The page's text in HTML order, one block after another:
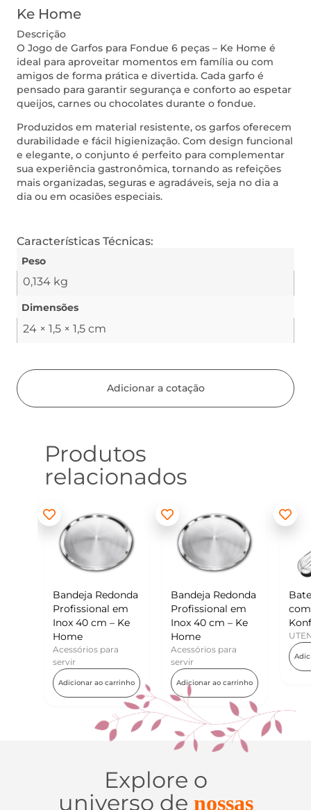
Ke Home
Descrição
O Jogo de Garfos para Fondue 6 peças – Ke Home é
ideal para aproveitar momentos em família ou com
amigos de forma prática e divertida. Cada garfo é
pensado para garantir segurança e conforto ao espetar
queijos, carnes ou chocolates durante o fondue.
Produzidos em material resistente, os garfos oferecem
durabilidade e fácil higienização. Com design funcional
e elegante, o conjunto é perfeito para complementar
sua experiência gastronômica, tornando as refeições
mais organizadas, seguras e agradáveis, seja no dia a
dia ou em ocasiões especiais.
Características Técnicas:
Peso
0,134 kg
Dimensões
24 × 1,5 × 1,5 cm
Adicionar a cotação
Produtos
relacionados
Bandeja Redonda
Profissional em
Inox 40 cm – Ke
Home
Acessórios para
Adicionar ao carrinho
Batedor de Ovos
com Raspador –
Konfektt
UTENSÍLIOS
Adicionar ao carrinho
Explore o
universo de nossas